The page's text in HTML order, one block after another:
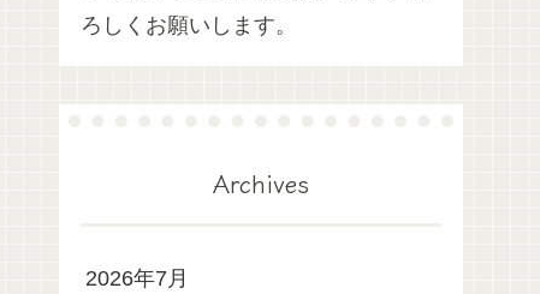
ろしくお願いします。
Archives
2026年7月